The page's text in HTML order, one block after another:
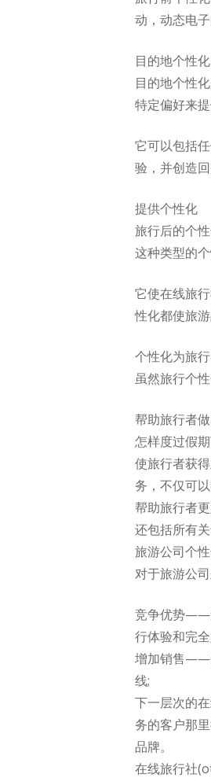
动，动态电
目的地个性化
目的地个性
特定偏好来提
它可以包括
验，并创造回
提供个性化
旅行后的个
这种类型的
它使在线旅
性化都使旅
个性化为旅
虽然旅行个
帮助旅行者
怎样度过假
使旅行者获
务，不仅可
帮助旅行者
还包括所有
旅游公司个
对于旅游公
竞争优势——
行体验和完
增加销售——
线;
下一层次的
务的客户那
品牌。
在线旅行社